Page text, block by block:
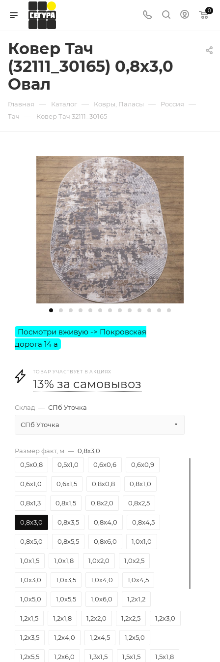
0
Ковер Тач
(32111_30165) 0,8х3,0
Овал
Главная — Каталог — Ковры, Паласы — Россия —
Тач — Ковер Тач 32111_30165
ТОВАР УЧАСТВУЕТ В АКЦИЯХ
13% за самовывоз
Склад — СПб Уточка
СПб Уточка
Размер факт, м — 0,8х3,0
0,5х0,8
0,5х1,0 0,6х0,6 0,6х0,9
0,6х1,0 0,6х1,5 0,8х0,8 0,8х1,0
0,8х1,3 0,8х1,5 0,8х2,0 0,8х2,5
0,8х3,0 0,8х3,5 0,8х4,0 0,8х4,5
0,8х5,0 0,8х5,5 0,8х6,0 1,0х1,0
1,0х1,5 1,0х1,8 1,0х2,0 1,0х2,5
1,0х3,0 1,0х3,5 1,0х4,0 1,0х4,5
1,0х5,0 1,0х5,5 1,0х6,0 1,2х1,2
1,2х1,5 1,2х1,8 1,2х2,0 1,2х2,5 1,2х3,0
1,2х3,5 1,2х4,0 1,2х4,5 1,2х5,0
1,2х5,5 1,2х6,0 1,3х1,5 1,5х1,5 1,5х1,8